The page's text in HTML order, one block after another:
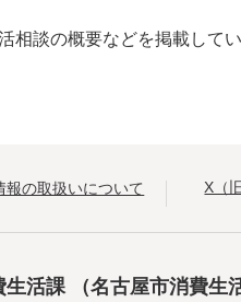
相談の概要などを掲載してい
報の取扱いについて X（
生活課（名古屋市消費生